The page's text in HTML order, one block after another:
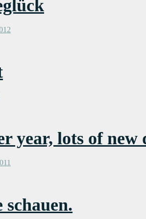
year, lots of new
schauen.